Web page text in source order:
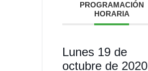
PROGRAMACIÓN
HORARIA
Lunes 19 de
octubre de 2020